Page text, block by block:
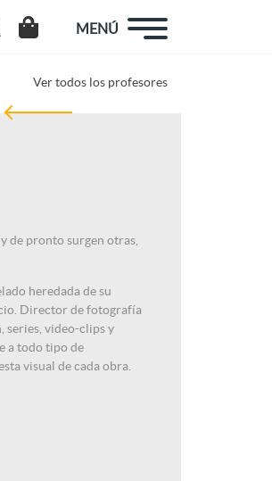
MENÚ
Ver todos los profesores
de pronto surgen otras,
heredada de su
Director de fotografía
series, video-clips y
a todo tipo de
visual de cada obra.